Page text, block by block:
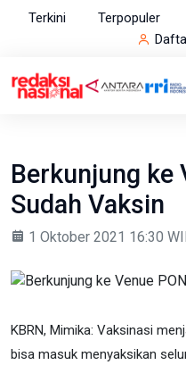
Terkini Terpopuler
Berkunjung ke
Sudah Vaksin
1 Oktober 2021 16:30
KBRN, Mimika: Vaksinasi
bisa masuk menyaksikan